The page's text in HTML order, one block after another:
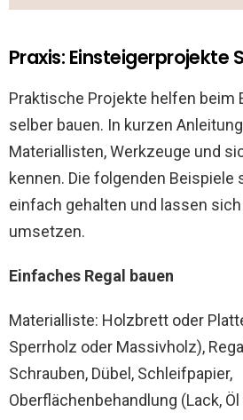
Praxis: Einsteigerprojekte
Praktische Projekte helfen beim
selber bauen. In kurzen
Materiallisten, Werkzeuge und
kennen. Die folgenden Beispiele
einfach gehalten und lassen
umsetzen.
Einfaches Regal bauen
Materialliste: Holzbrett oder
Sperrholz oder Massivholz),
Schrauben, Dübel, Schleifpapier,
Oberflächenbehandlung (Lack,